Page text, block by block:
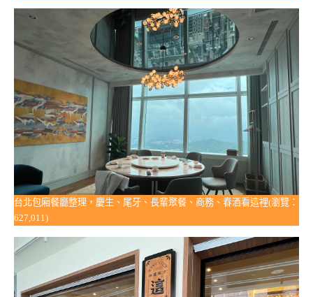
台北包廂餐廳整理，慶生、尾牙、長輩聚餐、商務、春酒看這裡(瀏覽：
627,011)